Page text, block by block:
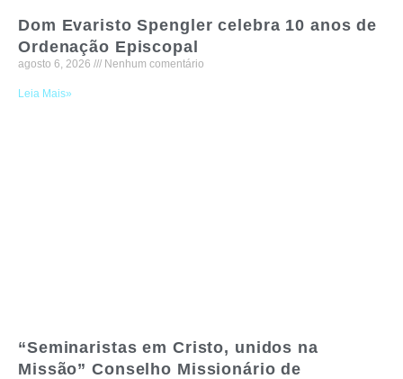
Dom Evaristo Spengler celebra 10 anos de
Ordenação Episcopal
agosto 6, 2026 Nenhum comentário
Leia Mais»
“Seminaristas em Cristo, unidos na
Missão” Conselho Missionário de